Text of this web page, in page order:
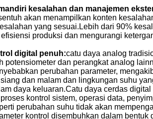
kesalahan dan manajemen
akan menampilkan konten
yang sesuai.Lebih dari 90%
produksi dan mengurangi
digital penuh:catu daya analog
potensiometer dan perangkat analog
perubahan parameter,
dan malam dan lingkungan suhu
daya keluaran.Catu daya cerdas
kontrol sistem, operasi data,
perubahan suhu tidak akan
kontrol disembuhkan dalam